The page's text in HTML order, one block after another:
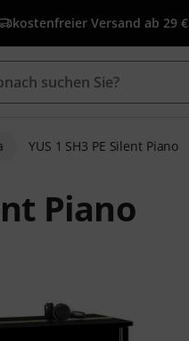
kostenfreier Versand ab 29 €
YUS 1 SH3 PE Silent Piano
Piano